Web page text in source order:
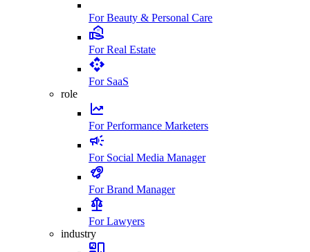
For Beauty & Personal Care
For Real Estate
For SaaS
role
For Performance Marketers
For Social Media Manager
For Brand Manager
For Lawyers
industry